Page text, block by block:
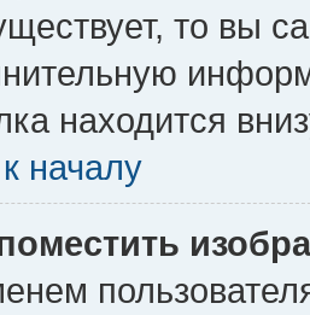
то вы
находится
началу